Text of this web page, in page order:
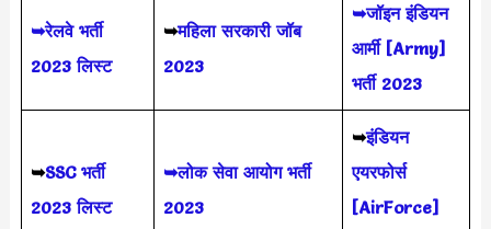
➥रेलवे भर्ती
2023 लिस्ट
➥महिला सरकारी जॉब
2023
➥जॉइन इंडियन
आर्मी [Army]
भर्ती 2023
➥SSC भर्ती
2023 लिस्ट
➥लोक सेवा आयोग भर्ती
2023
➥इंडियन
एयरफोर्स
[AirForce]